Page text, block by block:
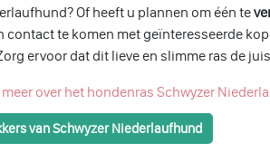
Of heeft u plannen om één te
contact te komen met geïnteresseerde
ervoor dat dit lieve en slimme ras de
meer over het hondenras Schwyzer
van Schwyzer Niederlaufhund